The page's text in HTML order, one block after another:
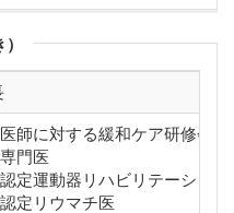
師に対する緩和ケア研修会修
門医
定運動器リハビリテーション
定リウマチ医